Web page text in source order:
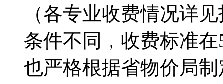
（各专业收费情况详
条件不同，收费标准
也严格根据省物价局